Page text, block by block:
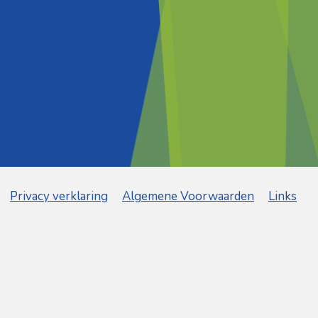
Privacy verklaring Algemene Voorwaarden Links